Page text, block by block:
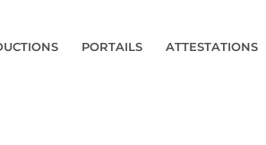
PORTAILS ATTESTATIONS